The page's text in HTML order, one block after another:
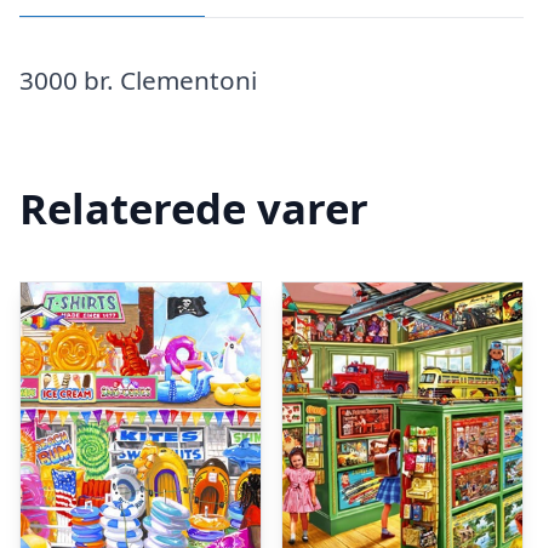
3000 br. Clementoni
Relaterede varer